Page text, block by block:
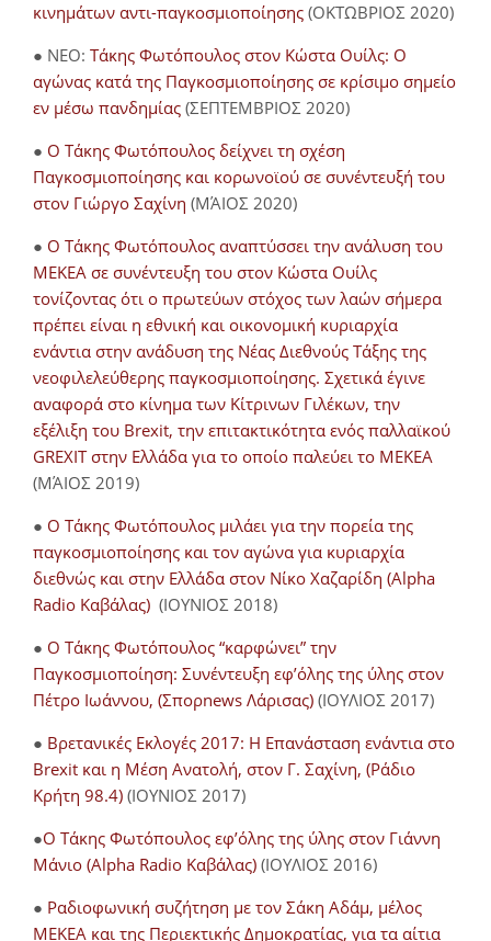
κινημάτων αντι-παγκοσμιοποίησης (ΟΚΤΩΒΡΙΟΣ 2020)
● NEO: Τάκης Φωτόπουλος στον Κώστα Ουίλς: Ο
αγώνας κατά της Παγκοσμιοποίησης σε κρίσιμο σημείο
εν μέσω πανδημίας (ΣΕΠΤΕΜΒΡΙΟΣ 2020)
● Ο Τάκης Φωτόπουλος δείχνει τη σχέση
Παγκοσμιοποίησης και κορωνοϊού σε συνέντευξή του
στον Γιώργο Σαχίνη (ΜΆΙΟΣ 2020)
● O Τάκης Φωτόπουλος αναπτύσσει την ανάλυση του
ΜΕΚΕΑ σε συνέντευξη του στον Κώστα Ουίλς
τονίζοντας ότι ο πρωτεύων στόχος των λαών σήμερα
πρέπει είναι η εθνική και οικονομική κυριαρχία
ενάντια στην ανάδυση της Νέας Διεθνούς Τάξης της
νεοφιλελεύθερης παγκοσμιοποίησης. Σχετικά έγινε
αναφορά στο κίνημα των Κίτρινων Γιλέκων, την
εξέλιξη του Brexit, την επιτακτικότητα ενός παλλαϊκού
GREXIT στην Ελλάδα για το οποίο παλεύει το ΜΕΚΕΑ
(ΜΆΙΟΣ 2019)
● Ο Τάκης Φωτόπουλος μιλάει για την πορεία της
παγκοσμιοποίησης και τον αγώνα για κυριαρχία
διεθνώς και στην Ελλάδα στον Νίκο Χαζαρίδη (Alpha
Radio Καβάλας) (ΙΟΥΝΙΟΣ 2018)
● Ο Τάκης Φωτόπουλος “καρφώνει” την
Παγκοσμιοποίηση: Συνέντευξη εφ’όλης της ύλης στον
Πέτρο Ιωάννου, (Σπορnews Λάρισας) (ΙΟΥΛΙΟΣ 2017)
● Βρετανικές Εκλογές 2017: Η Επανάσταση ενάντια στο
Brexit και η Μέση Ανατολή, στον Γ. Σαχίνη, (Ράδιο
Κρήτη 98.4) (ΙΟΥΝΙΟΣ 2017)
●O Τάκης Φωτόπουλος εφ’όλης της ύλης στον Γιάννη
Μάνιο (Alpha Radio Καβάλας) (ΙΟΥΛΙΟΣ 2016)
● Ραδιοφωνική συζήτηση με τον Σάκη Αδάμ, μέλος
ΜΕΚΕΑ και της Περιεκτικής Δημοκρατίας, για τα αίτια